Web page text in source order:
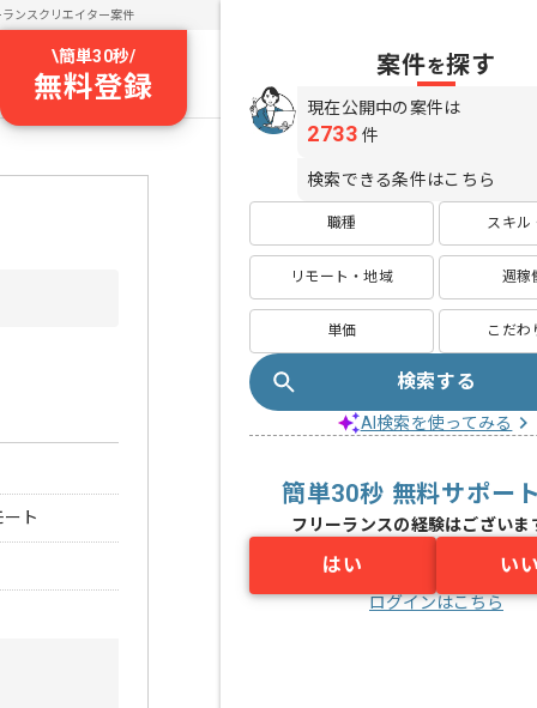
ランスクリエイター案件
\簡単30秒/
無料登録
ト
案件を探す
現在公開中の案件は
2733 件
検索できる条件はこちら
職種 スキル
リモート・地域 週稼
単価 こだわ
検索する
AI検索を使ってみる
簡単30秒 無料サポー
フリーランスの経験はございま
はい い
ログインはこちら